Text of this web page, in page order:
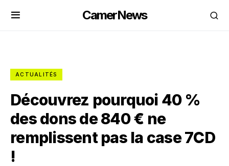
CamerNews
ACTUALITÉS
Découvrez pourquoi 40 %
des dons de 840 € ne
remplissent pas la case 7CD
!